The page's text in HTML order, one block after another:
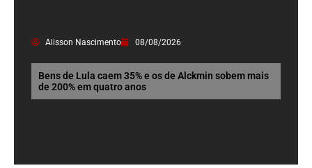
Alisson Nascimento 08/08/2026
Bens de Lula caem 35% e os de Alckmin sobem mais
de 200% em quatro anos